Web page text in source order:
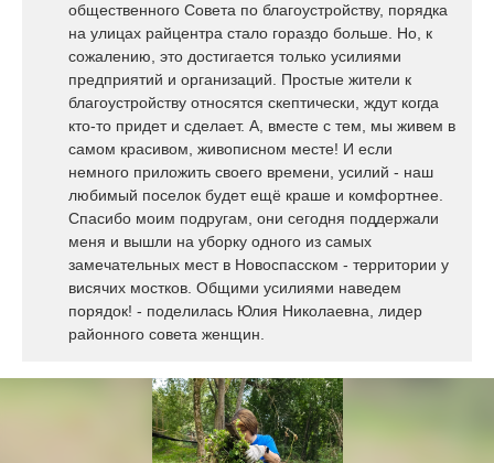
общественного Совета по благоустройству, порядка
на улицах райцентра стало гораздо больше. Но, к
сожалению, это достигается только усилиями
предприятий и организаций. Простые жители к
благоустройству относятся скептически, ждут когда
кто-то придет и сделает. А, вместе с тем, мы живем в
самом красивом, живописном месте! И если
немного приложить своего времени, усилий - наш
любимый поселок будет ещё краше и комфортнее.
Спасибо моим подругам, они сегодня поддержали
меня и вышли на уборку одного из самых
замечательных мест в Новоспасском - территории у
висячих мостков. Общими усилиями наведем
порядок! - поделилась Юлия Николаевна, лидер
районного совета женщин.